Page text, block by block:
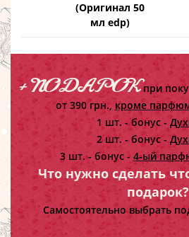
(Оригинал 50
мл edp)
+ ПОДАРОКпри
от 390 грн., кроме
1 шт. - бонус -
2 шт. - бонус -
3 шт. - бонус - 4-ый
Что нужно сделать
подарок?
Самостоятельно выбрать